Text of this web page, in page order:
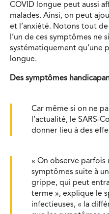
COVID longue peut aussi
malades. Ainsi, on peut
et l’anxiété. Notons tout
l’un de ces symptômes ne
systématiquement qu’une
longue.
Des symptômes
Car même si on ne
l’actualité, le SARS-
donner lieu à des
« On observe parfois
symptômes suite à
grippe, qui peut
terme », explique le
infectieuses, « la